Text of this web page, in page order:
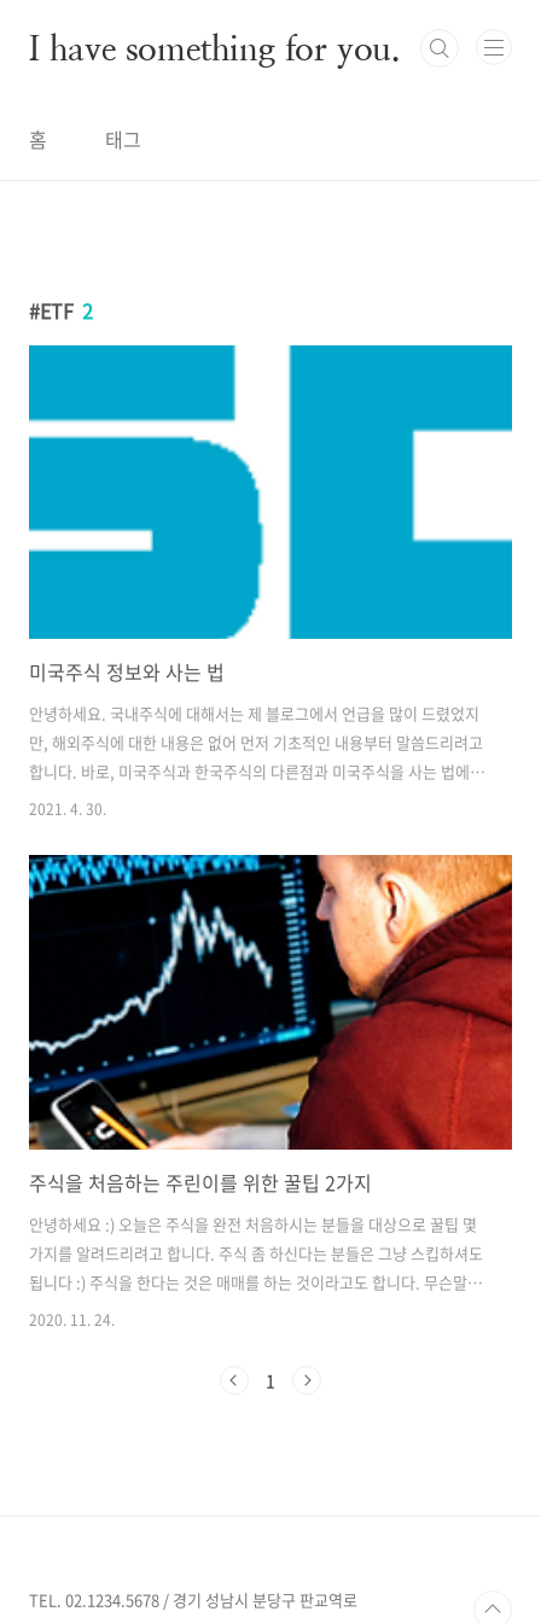
I have something for you.
홈 태그
ETF 2
미국주식 정보와 사는 법
안녕하세요. 국내주식에 대해서는 제 블로그에서 언급을 많이 드렸었지
만, 해외주식에 대한 내용은 없어 먼저 기초적인 내용부터 말씀드리려고
합니다. 바로, 미국주식과 한국주식의 다른점과 미국주식을 사는 법에대
해서 말씀드리겠습니다! * 한국주식과 미국주식의 차이 1. 상한가 & 하
다. 그래서 조금 위험? 할수도 있다고 생각하시는 분들도 많이 있습니다.
왜냐하면 국내주식은 가격제한폭이 존재합니다. +-30%로 정해져있기
때문에 나름에 하락을 하더라도 방어가 된다고 생각하시는 듯합니다. 2.
비싼 수수료 증권사별로 다양한 세금 혜택 이벤트를 진행을 하고는 있지
만, 기본적으로 국내주식의 수수료와 해외주식 수수료의 차이가 있습니
다. 해외주식의 수수..
2021. 4. 30.
주식을 처음하는 주린이를 위한 꿀팁 2가지
안녕하세요 :) 오늘은 주식을 완전 처음하시는 분들을 대상으로 꿀팁 몇
가지를 알려드리려고 합니다. 주식 좀 하신다는 분들은 그냥 스킵하셔도
됩니다 :) 주식을 한다는 것은 매매를 하는 것이라고도 합니다. 무슨말이
냐하면 한마디로 주식을 사고 판다는 것입니다. 사는 것을 매수, 파는 것
도 안나게 수수료를 떼어가는 부분이 있습니다. 그래서 오늘의 첫 번재
2020. 11. 24.
1
TEL. 02.1234.5678 / 경기 성남시 분당구 판교역로